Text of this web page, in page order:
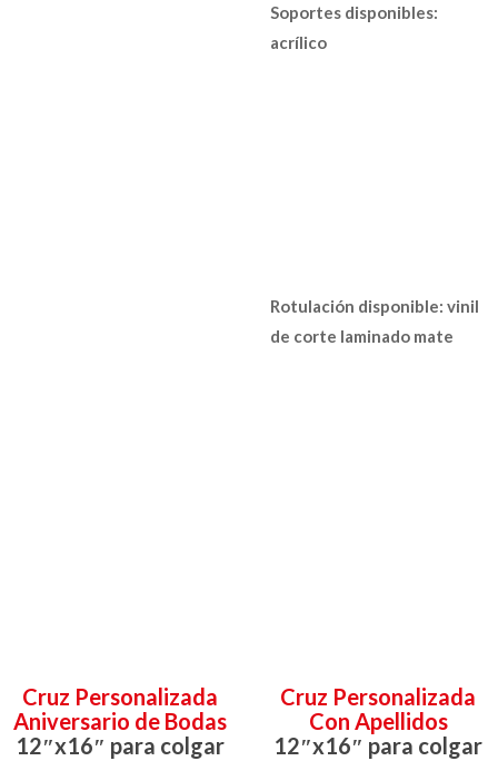
Soportes disponibles:
acrílico
Rotulación disponible: vinil
de corte laminado mate
Cruz Personalizada
Aniversario de Bodas
12″x16″ para colgar
Cruz Personalizada
Con Apellidos
12″x16″ para colgar